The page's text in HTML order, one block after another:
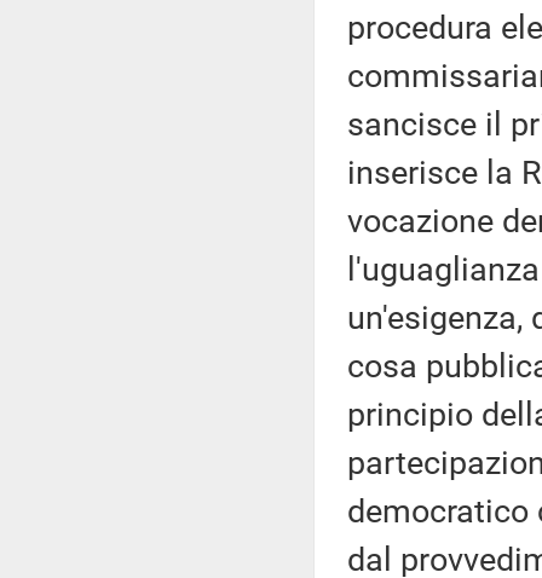
procedura
sancisce il
inserisce la
vocazione
un'esigenza,
cosa
principio
democratico
dal